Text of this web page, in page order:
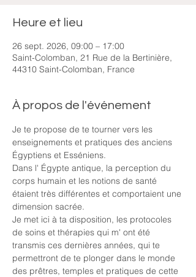
Heure et lieu
26 sept. 2026, 09:00 – 17:00
Saint-Colomban, 21 Rue de la Bertinière,
44310 Saint-Colomban, France
À propos de l'événement
Je te propose de te tourner vers les
enseignements et pratiques des anciens
Égyptiens et Esséniens.
Dans l' Égypte antique, la perception du
corps humain et les notions de santé
étaient très différentes et comportaient une
dimension sacrée.
Je met ici à ta disposition, les protocoles
de soins et thérapies qui m' ont été
transmis ces dernières années, qui te
permettront de te plonger dans le monde
des prêtres, temples et pratiques de cette